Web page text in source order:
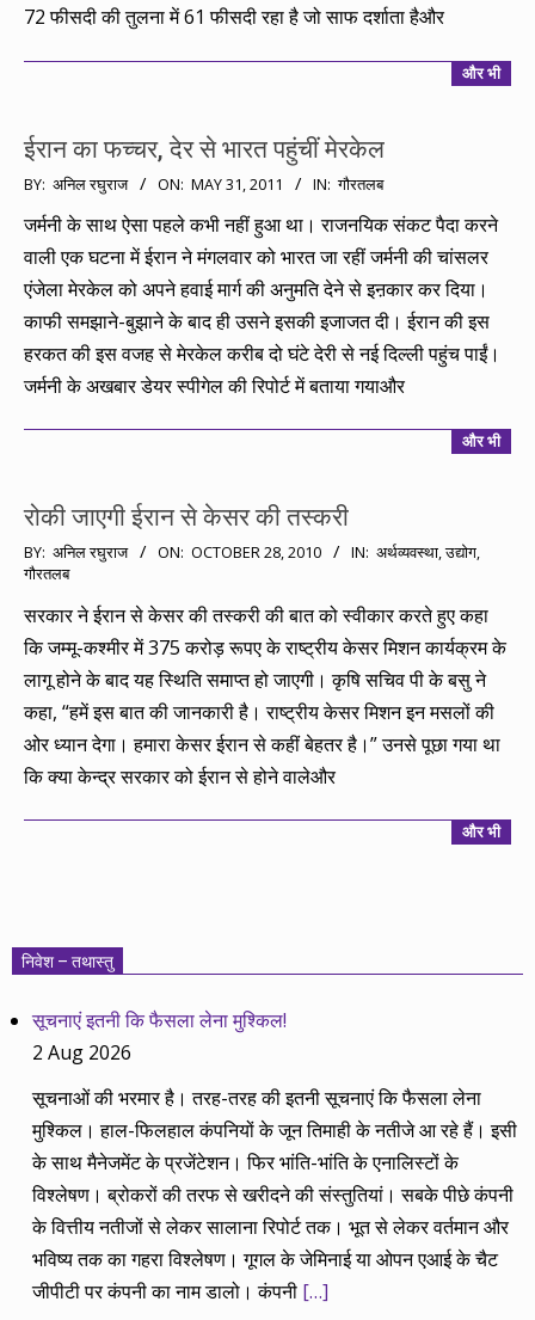
72 फीसदी की तुलना में 61 फीसदी रहा है जो साफ दर्शाता हैऔर
और भी
ईरान का फच्चर, देर से भारत पहुंचीं मेरकेल
2011-
05-
BY: अनिल रघुराज ON: MAY 31, 2011 IN: गौरतलब
जर्मनी के साथ ऐसा पहले कभी नहीं हुआ था। राजनयिक संकट पैदा करने
वाली एक घटना में ईरान ने मंगलवार को भारत जा रहीं जर्मनी की चांसलर
एंजेला मेरकेल को अपने हवाई मार्ग की अनुमति देने से इऩकार कर दिया।
काफी समझाने-बुझाने के बाद ही उसने इसकी इजाजत दी। ईरान की इस
हरकत की इस वजह से मेरकेल करीब दो घंटे देरी से नई दिल्ली पहुंच पाईं।
जर्मनी के अखबार डेयर स्पीगेल की रिपोर्ट में बताया गयाऔर
और भी
रोकी जाएगी ईरान से केसर की तस्करी
2010-
10-
28
BY: अनिल रघुराज ON: OCTOBER 28, 2010 IN: अर्थव्यवस्था,उद्योग,
गौरतलब
सरकार ने ईरान से केसर की तस्करी की बात को स्वीकार करते हुए कहा
कि जम्मू-कश्मीर में 375 करोड़ रूपए के राष्ट्रीय केसर मिशन कार्यक्रम के
लागू होने के बाद यह स्थिति समाप्त हो जाएगी। कृषि सचिव पी के बसु ने
कहा, “हमें इस बात की जानकारी है। राष्ट्रीय केसर मिशन इन मसलों की
ओर ध्यान देगा। हमारा केसर ईरान से कहीं बेहतर है।” उनसे पूछा गया था
कि क्या केन्द्र सरकार को ईरान से होने वालेऔर
और भी
निवेश – तथास्तु
सूचनाएं इतनी कि फैसला लेना मुश्किल!
2 Aug 2026
सूचनाओं की भरमार है। तरह-तरह की इतनी सूचनाएं कि फैसला लेना
मुश्किल। हाल-फिलहाल कंपनियों के जून तिमाही के नतीजे आ रहे हैं। इसी
के साथ मैनेजमेंट के प्रजेंटेशन। फिर भांति-भांति के एनालिस्टों के
विश्लेषण। ब्रोकरों की तरफ से खरीदने की संस्तुतियां। सबके पीछे कंपनी
के वित्तीय नतीजों से लेकर सालाना रिपोर्ट तक। भूत से लेकर वर्तमान और
भविष्य तक का गहरा विश्लेषण। गूगल के जेमिनाई या ओपन एआई के चैट
जीपीटी पर कंपनी का नाम डालो। कंपनी […]